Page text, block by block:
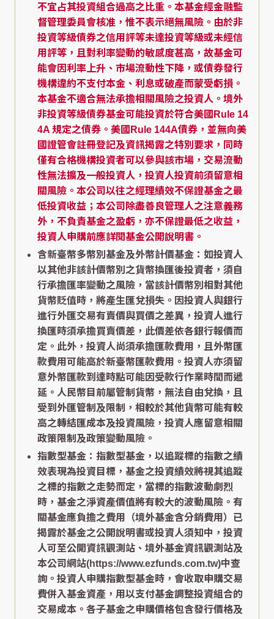
不宜占其投資組合過高之比重。本基金經金融監
督管理委員會核准，惟不表示絕無風險。由於非
投資等級債券之信用評等未達投資等級或未經信
用評等，且對利率變動的敏感度甚高，故基金可
能會因利率上升、市場流動性下降，或債券發行
機構違約不支付本金、利息或破產而蒙受虧損。
本基金不適合無法承擔相關風險之投資人。境外
非投資等級債券基金可能投資於符合美國Rule 14
4A 規定之債券。美國Rule 144A債券，並無向美
國證管會註冊登記及資訊揭露之特別要求，同時
僅有合格機構投資者可以參與該市場，交易流動
性無法擴及一般投資人，投資人投資前須留意相
關風險。本公司以往之經理績效不保證基金之最
低投資收益；本公司除盡善良管理人之注意義務
外，不負責基金之盈虧，亦不保證最低之收益，
投資人申購前應詳閱基金公開說明書。
含新臺幣多幣別基金及外幣計價基金：如投資人
以其他非該計價幣別之貨幣換匯後投資者，須自
行承擔匯率變動之風險，當該計價幣別相對其他
貨幣貶值時，將產生匯兌損失。因投資人與銀行
進行外匯交易有賣價與買價之差異，投資人進行
換匯時須承擔買賣價差，此價差依各銀行報價而
定。此外，投資人尚須承擔匯款費用，且外幣匯
款費用可能高於新臺幣匯款費用。投資人亦須留
意外幣匯款到達時點可能因受款行作業時間而遞
延。人民幣目前屬管制貨幣，無法自由兌換，且
受到外匯管制及限制，相較於其他貨幣可能有較
高之轉結匯成本及投資風險，投資人應留意相關
政策限制及政策變動風險。
指數型基金：指數型基金，以追蹤標的指數之績
效表現為投資目標，基金之投資績效將視其追蹤
之標的指數之走勢而定，當標的指數波動劇烈
時，基金之淨資產價值將有較大的波動風險。有
關基金應負擔之費用（境外基金含分銷費用）已
揭露於基金之公開說明書或投資人須知中，投資
人可至公開資訊觀測站、境外基金資訊觀測站及
本公司網站(https://www.ezfunds.com.tw)中查
詢。投資人申購指數型基金時，會收取申購交易
費併入基金資產，用以支付基金調整投資組合的
交易成本。各子基金之申購價格包含發行價格及